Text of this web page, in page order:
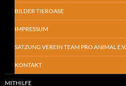
BILDER TIEROASE
IMPRESSUM
SATZUNG VEREIN TEAM PRO ANIMAL E.V.
KONTAKT
MITHILFE